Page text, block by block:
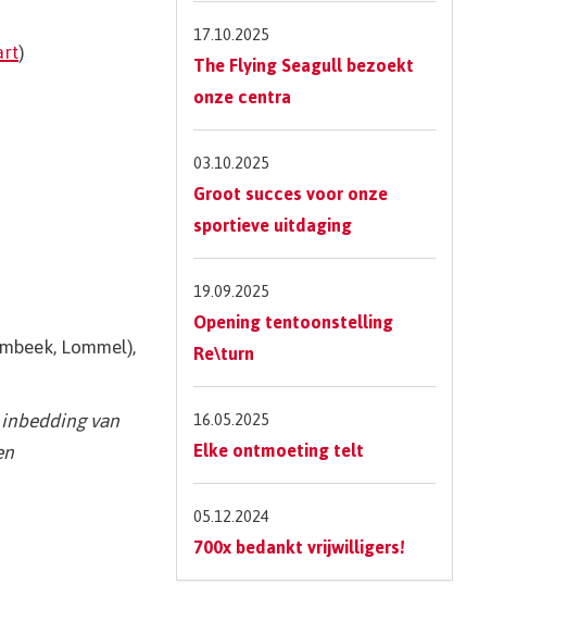
)
Lommel),
van
17.10.2025
The Flying Seagull bezoekt
onze centra
03.10.2025
Groot succes voor onze
sportieve uitdaging
19.09.2025
Opening tentoonstelling
Re\turn
16.05.2025
Elke ontmoeting telt
05.12.2024
700x bedankt vrijwilligers!